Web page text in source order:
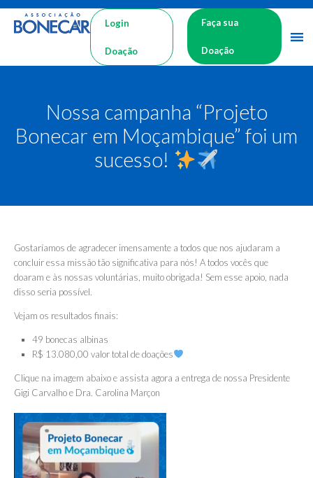
Login
Doação
Faça sua
Doação
Nossa campanha “Projeto
Bonecar em Moçambique” foi um
sucesso!
Gostaríamos de agradecer imensamente a todos que nos ajudaram a
concluir essa missão tão significativa para nós! A todos vocês que
doaram e às nossas voluntárias, muito obrigada! Sem esse apoio, nada
disso seria possível.
Vejam os resultados finais:
49 bonecas albinas
R$ 13.080,00 valor total de doações
Clique na imagem abaixo e assista agora a entrega de nossa Presidente
Gigi Carvalho e Dra. Carolina Marçon